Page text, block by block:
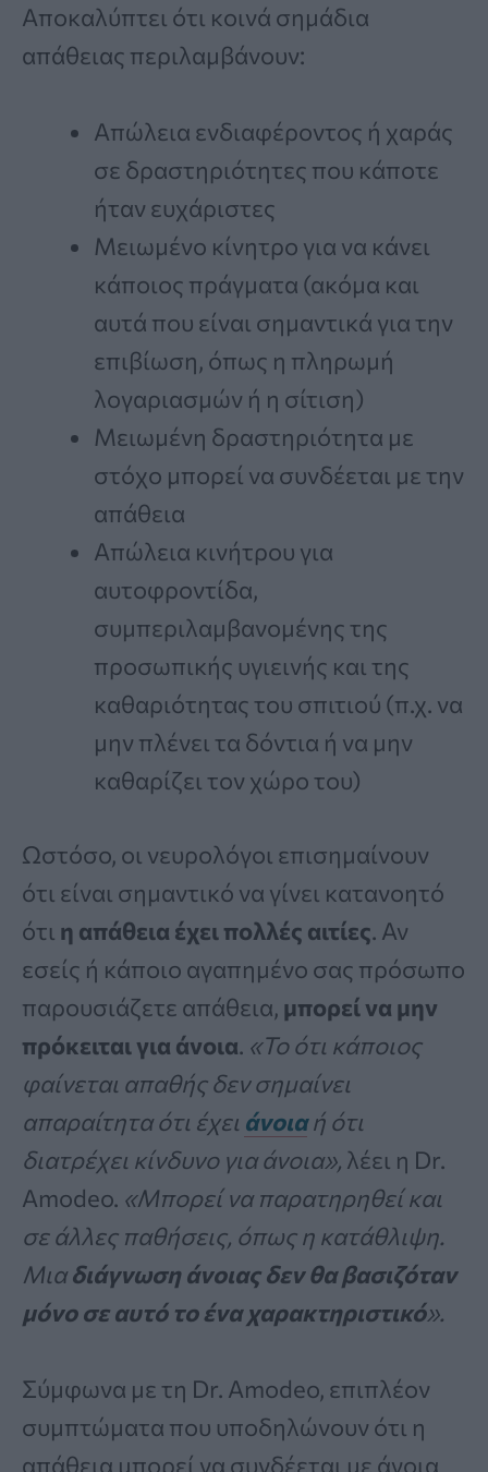
Αποκαλύπτει ότι κοινά σημάδια
απάθειας περιλαμβάνουν:
Απώλεια ενδιαφέροντος ή χαράς
σε δραστηριότητες που κάποτε
ήταν ευχάριστες
Μειωμένο κίνητρο για να κάνει
κάποιος πράγματα (ακόμα και
αυτά που είναι σημαντικά για την
επιβίωση, όπως η πληρωμή
λογαριασμών ή η σίτιση)
Μειωμένη δραστηριότητα με
στόχο μπορεί να συνδέεται με την
απάθεια
Απώλεια κινήτρου για
αυτοφροντίδα,
συμπεριλαμβανομένης της
προσωπικής υγιεινής και της
καθαριότητας του σπιτιού (π.χ. να
μην πλένει τα δόντια ή να μην
καθαρίζει τον χώρο του)
Ωστόσο, οι νευρολόγοι επισημαίνουν
ότι είναι σημαντικό να γίνει κατανοητό
ότι η απάθεια έχει πολλές αιτίες. Αν
εσείς ή κάποιο αγαπημένο σας πρόσωπο
παρουσιάζετε απάθεια, μπορεί να μην
πρόκειται για άνοια. «Το ότι κάποιος
φαίνεται απαθής δεν σημαίνει
απαραίτητα ότι έχει άνοιαή ότι
διατρέχει κίνδυνο για άνοια», λέει η Dr.
Amodeo. «Μπορεί να παρατηρηθεί και
σε άλλες παθήσεις, όπως η κατάθλιψη.
Μιαδιάγνωση άνοιας δεν θα βασιζόταν
μόνο σε αυτό το ένα χαρακτηριστικό».
Σύμφωνα με τη Dr. Amodeo, επιπλέον
συμπτώματα που υποδηλώνουν ότι η
απάθεια μπορεί να συνδέεται με άνοια